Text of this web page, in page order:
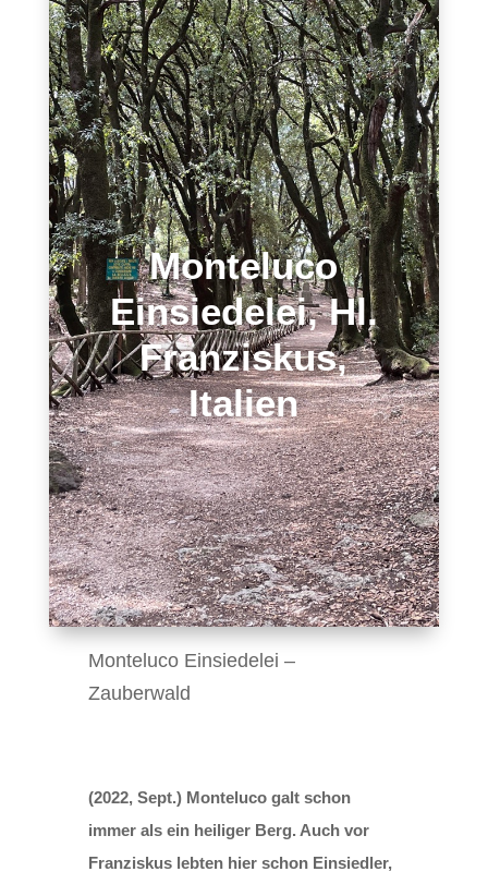
Monteluco
Einsiedelei, Hl.
Franziskus,
Italien
Monteluco Einsiedelei –
Zauberwald
(2022, Sept.) Monteluco galt schon
immer als ein heiliger Berg. Auch vor
Franziskus lebten hier schon Einsiedler,